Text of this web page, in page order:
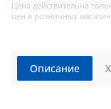
Цена действительна
цен в розничных
Описание